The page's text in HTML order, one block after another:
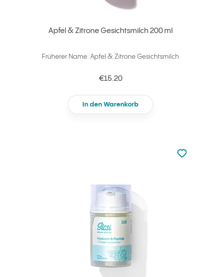
Apfel & Zitrone Gesichtsmilch 200 ml
Früherer Name: Apfel & Zitrone Gesichtsmilch
€15.20
In den Warenkorb
zu den
zu Ihren